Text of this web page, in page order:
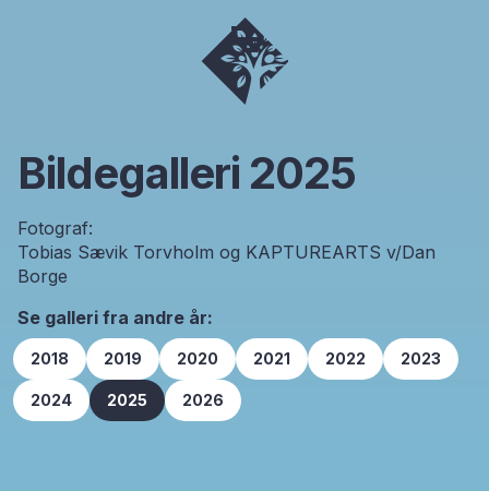
Bildegalleri 2025
Fotograf:
Tobias Sævik Torvholm og KAPTUREARTS v/Dan
Borge
Se galleri fra andre år:
2018 2019 2020 2021 2022 2023
2024 2025 2026